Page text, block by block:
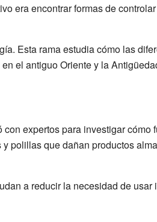
era encontrar formas de
Esta rama estudia cómo las
el antiguo Oriente y la
expertos para investigar cómo
polillas que dañan productos
a reducir la necesidad de usar